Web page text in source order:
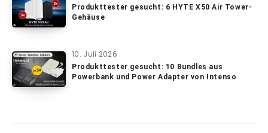
Produkttester gesucht: 6 HYTE X50 Air Tower-
Gehäuse
10. Juli 2026
Produkttester gesucht: 10 Bundles aus
Powerbank und Power Adapter von Intenso